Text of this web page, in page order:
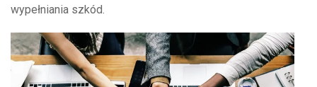
wypełniania szkód.